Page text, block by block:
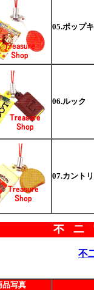
05.ポップ
06.ルック
07.カント
不
品写真